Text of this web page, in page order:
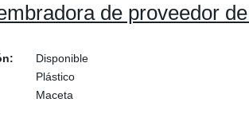
de proveedor
Disponible
Plástico
Maceta